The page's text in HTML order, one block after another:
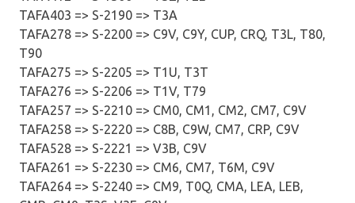
TAFA403 => S-2190 => T3A
TAFA278 => S-2200 => C9V, C9Y, CUP, CRQ, T3L, T80,
T90
TAFA275 => S-2205 => T1U, T3T
TAFA276 => S-2206 => T1V, T79
TAFA257 => S-2210 => CM0, CM1, CM2, CM7, C9V
TAFA258 => S-2220 => C8B, C9W, CM7, CRP, C9V
TAFA528 => S-2221 => V3B, C9V
TAFA261 => S-2230 => CM6, CM7, T6M, C9V
TAFA264 => S-2240 => CM9, T0Q, CMA, LEA, LEB,